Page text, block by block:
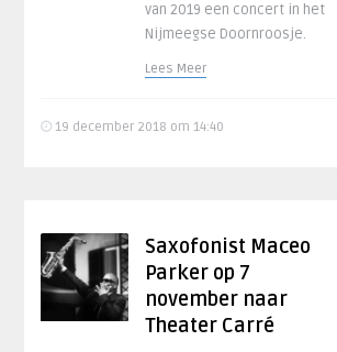
van 2019 een concert in het
Nijmeegse Doornroosje.
Lees Meer
19 december 2018 om 14:40
Saxofonist Maceo
Parker op 7
november naar
Theater Carré